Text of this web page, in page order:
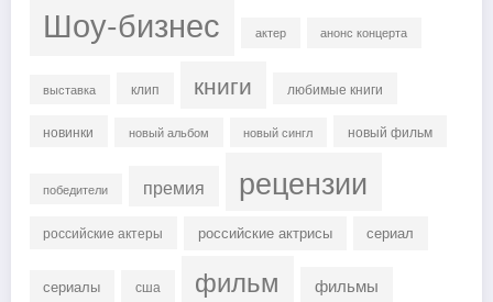
Шоу-бизнес актер анонс концерта
выставка клип книги любимые книги
новинки новый альбом новый сингл новый фильм
победители премия рецензии
российские актеры российские актрисы сериал
сериалы сша фильм фильмы